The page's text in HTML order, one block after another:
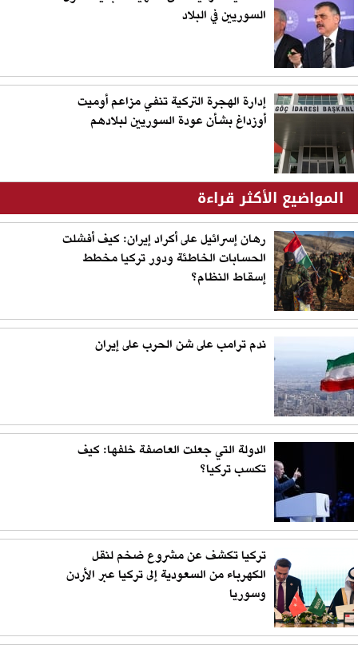
السوريين في البلاد
إدارة الهجرة التركية تنفي مزاعم أوميت
أوزداغ بشأن عودة السوريين لبلادهم
المواضيع الأكثر قراءة
رهان إسرائيل على أكراد إيران: كيف أفشلت
الحسابات الخاطئة ودور تركيا مخطط
إسقاط النظام؟
ندم ترامب على شن الحرب على إيران
الدولة التي جعلت العاصفة خلفها: كيف
تكسب تركيا؟
تركيا تكشف عن مشروع ضخم لنقل
الكهرباء من السعودية إلى تركيا عبر الأردن
وسوريا